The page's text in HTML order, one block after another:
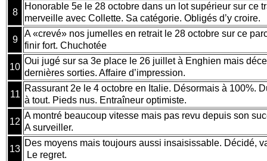
8
Honorable 5e le 28 octobre dans un lot supérieur sur ce
merveille avec Collette. Sa catégorie. Obligés d’y croire.
9
A «crevé» nos jumelles en retrait le 28 octobre sur ce
finir fort. Chuchotée
10
Oui jugé sur sa 3e place le 26 juillet à Enghien mais
dernières sorties. Affaire d’impression.
11
Rassurant 2e le 4 octobre en Italie. Désormais à 100%.
à tout. Pieds nus. Entraîneur optimiste.
12
A montré beaucoup vitesse mais pas revu depuis son
A surveiller.
13
Des moyens mais toujours aussi insaisissable. Décidé,
Le regret.